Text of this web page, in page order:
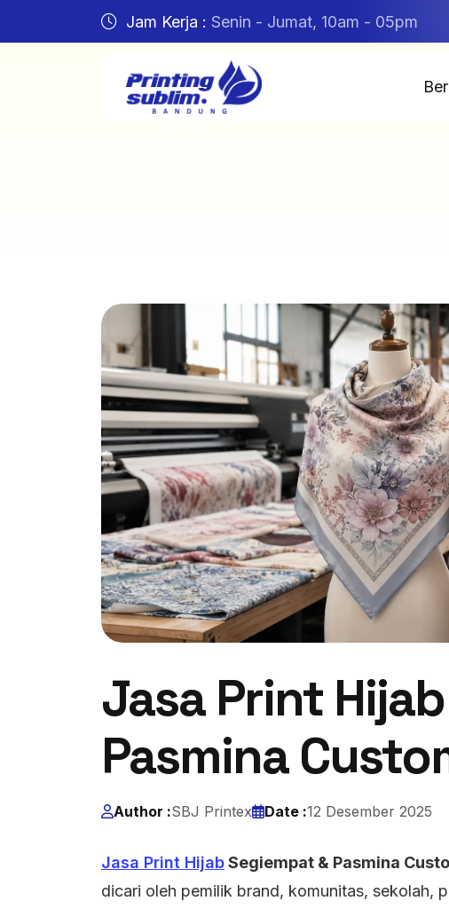
Jam Kerja : Senin - Jumat, 10am - 05pm
Jasa Print
Pasmina
Author :SBJ Printex Date :12 Desember 2025
Jasa Print HijabSegiempat & Pasmina
dicari oleh pemilik brand, komunitas, sekolah,